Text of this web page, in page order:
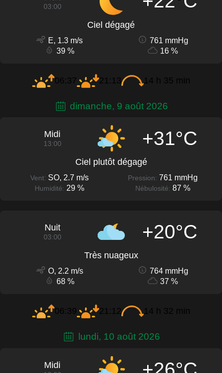
03:00
Ciel dégagé
E, 1.3 m/s
761 mmHg
39 %
16 %
06:37 21:13 14 h 35 min
dimanche, 9 août 2026
Midi
13:00 +31°C
Ciel plutôt dégagé
Vent: SO, 2.7 m/s Pression: 761 mmHg
Humidité: 29 % Nébulosité: 87 %
Nuit
03:00 +20°C
Très nuageux
O, 2.2 m/s
764 mmHg
68 %
37 %
06:39 21:12 14 h 32 min
lundi, 10 août 2026
Midi